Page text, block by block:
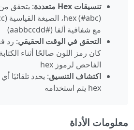
تنسيقات Hex متعددة
: يتحقق
مع شفافية ألفا (#aabbccdd)
التحقق في الوقت الحقيقي: رد
كان رمز اللون صالحًا أثناء
الفاحص لرموز hex
اكتشاف التنسيق: يحدد تلقائيًا
hex يتم استخدامه
معلومات الأداة